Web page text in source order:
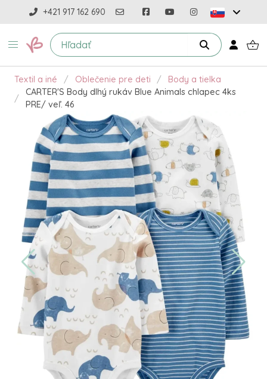
+421 917 162 690
Textil a iné Oblečenie pre deti
Body a tielka
CARTER'S Body dlhý rukáv Blue Animals chlapec 4ks
PRE/ veľ. 46